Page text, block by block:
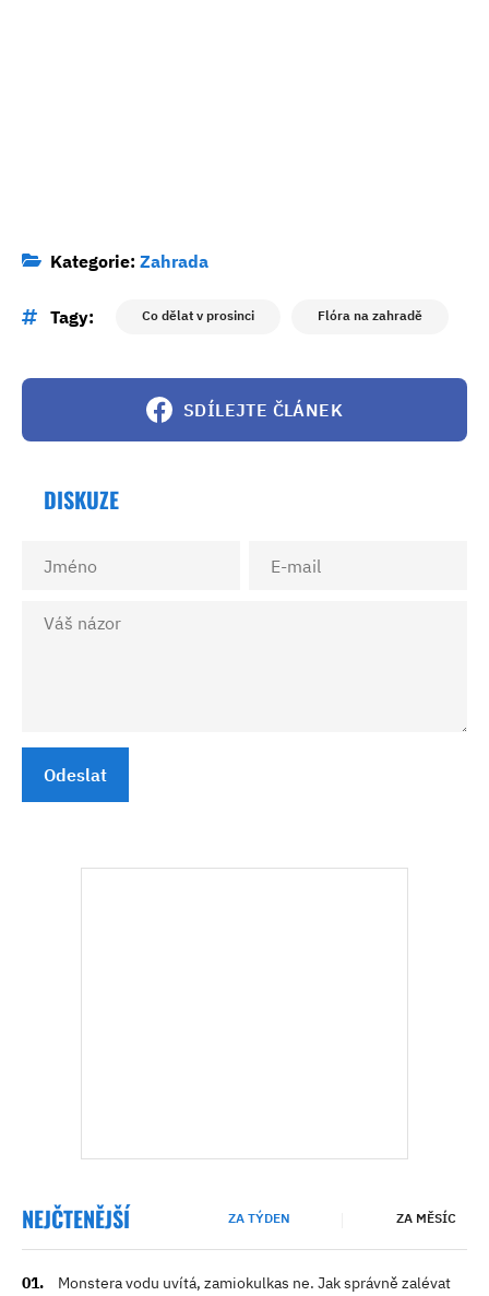
Kategorie: Zahrada
Tagy: Co dělat v prosinci Flóra na zahradě
SDÍLEJTE ČLÁNEK
DISKUZE
Odeslat
NEJČTENĚJŠÍ ZA TÝDEN ZA MĚSÍC
Monstera vodu uvítá, zamiokulkas ne. Jak správně zalévat